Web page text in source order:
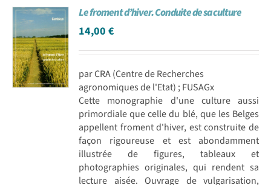
Achat en ligne
Panier WooCommerce
Le froment d’hiver. Conduite de sa culture
14,00€
par CRA (Centre de Recherches
agronomiques de l'Etat) ; FUSAGx
Cette monographie d'une culture aussi
primordiale que celle du blé, que les Belges
appellent froment d'hiver, est construite de
façon rigoureuse et est abondamment
illustrée de figures, tableaux et
photographies originales, qui rendent sa
lecture aisée. Ouvrage de vulgarisation,